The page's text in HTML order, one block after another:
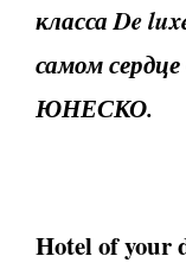
классаDe
самом
ЮНЕСКО.
Hotelofyour